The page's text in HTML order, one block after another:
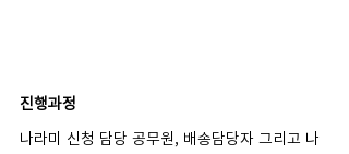
진행과정
나라미 신청 담당 공무원, 배송담당자 그리고 나